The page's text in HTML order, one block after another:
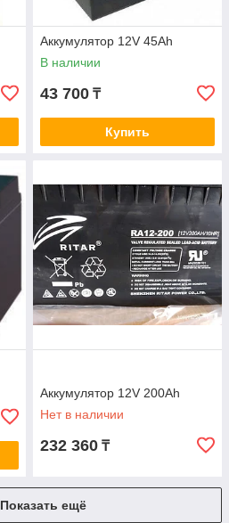
Аккумулятор 12V 45Ah
В наличии
43 700 ₸
Купить
Аккумулятор 12V 200Ah
Нет в наличии
232 360 ₸
Показать ещё